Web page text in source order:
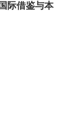
际借鉴与本